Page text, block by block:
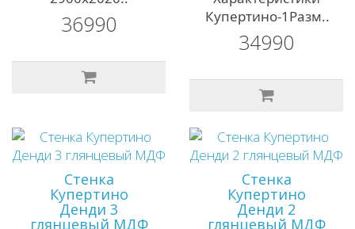
36990
Купертино-1Разм..
34990
Стенка
Купертино
Денди 3
глянцевый МДФ
Стенка
Купертино
Денди 2
глянцевый МДФ